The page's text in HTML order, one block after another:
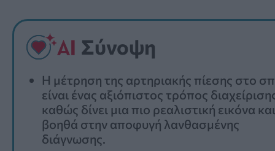
Σύνοψη
Η μέτρηση της αρτηριακής πίεσης στο
είναι ένας αξιόπιστος τρόπος
καθώς δίνει μια πιο ρεαλιστική εικόνα και
βοηθά στην αποφυγή λανθασμένης
διάγνωσης.